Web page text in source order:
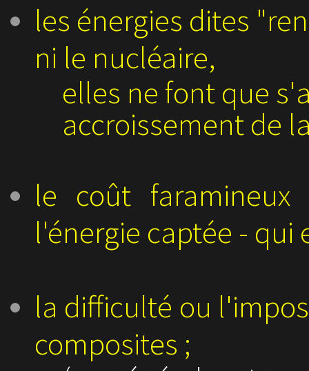
les énergies dites
ni le nucléaire,
elles ne font que
accroissement de
le coût
l'énergie captée - qui
la difficulté ou
composites ;